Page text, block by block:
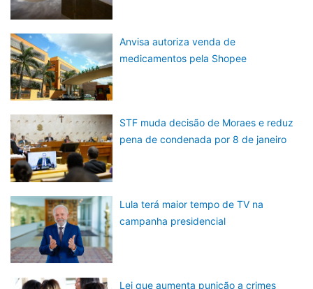
Anvisa autoriza venda de
medicamentos pela Shopee
STF muda decisão de Moraes e reduz
pena de condenada por 8 de janeiro
Lula terá maior tempo de TV na
campanha presidencial
Lei que aumenta punição a crimes